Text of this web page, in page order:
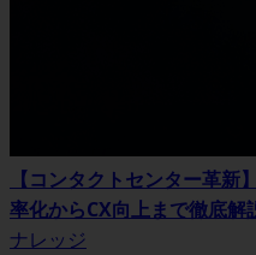
【コンタクトセンター革
率化からCX向上まで徹底解
ナレッジ